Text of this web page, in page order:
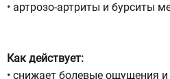
• артрозо-артриты и бурситы
Как действует:
• снижает болевые ощущения